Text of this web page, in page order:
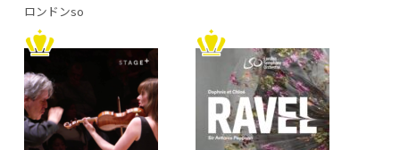
ロンドンso